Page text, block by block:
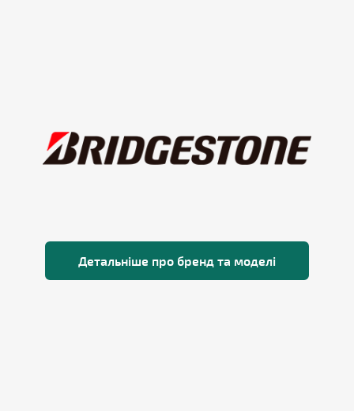
Детальніше про бренд та моделі